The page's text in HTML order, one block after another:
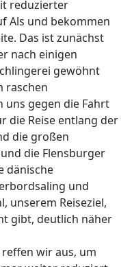
reduzierter
Als und bekommen
Das ist zunächst
nach einigen
gewöhnt
raschen
uns gegen die Fahrt
die Reise entlang der
die großen
die Flensburger
dänische
und
unserem Reiseziel,
gibt, deutlich näher
reffen wir aus, um